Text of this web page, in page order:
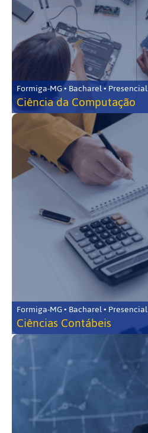
Formiga-MG • Bacharel • Presencial
Ciência da Computação
Formiga-MG • Bacharel • Presencial
Ciências Contábeis